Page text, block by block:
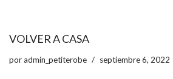
VOLVER A CASA
poradmin_petiterobe septiembre 6, 2022